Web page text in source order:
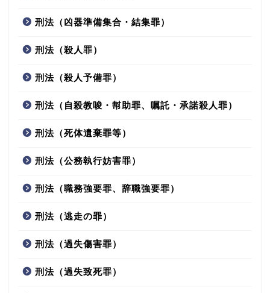
刑法（凶器準備集合・結集罪）
刑法（殺人罪）
刑法（殺人予備罪）
刑法（自殺教唆・幇助罪、嘱託・承諾殺人罪）
刑法（死体遺棄罪等）
刑法（公務執行妨害罪）
刑法（職務強要罪、辞職強要罪）
刑法（逃走の罪）
刑法（過失傷害罪）
刑法（過失致死罪）